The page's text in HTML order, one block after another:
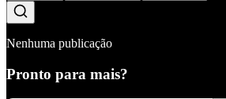
Nenhuma publicação
Pronto para mais?